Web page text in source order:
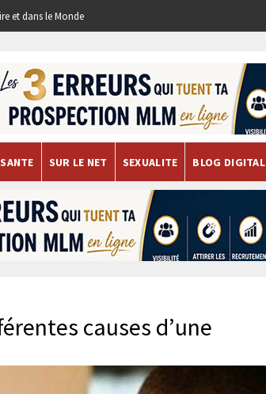
et dans le Monde
SANTE SUR LE NET SEXUALITE BLOG DIGITAL
causes d’une